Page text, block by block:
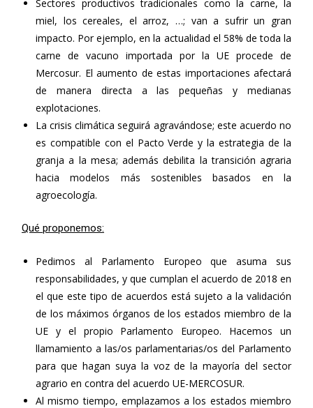
Sectores productivos tradicionales como la carne, la
miel, los cereales, el arroz, …; van a sufrir un gran
impacto. Por ejemplo, en la actualidad el 58% de toda la
carne de vacuno importada por la UE procede de
Mercosur. El aumento de estas importaciones afectará
de manera directa a las pequeñas y medianas
explotaciones.
La crisis climática seguirá agravándose; este acuerdo no
es compatible con el Pacto Verde y la estrategia de la
granja a la mesa; además debilita la transición agraria
hacia modelos más sostenibles basados en la
agroecología.
Qué proponemos:
Pedimos al Parlamento Europeo que asuma sus
responsabilidades, y que cumplan el acuerdo de 2018 en
el que este tipo de acuerdos está sujeto a la validación
de los máximos órganos de los estados miembro de la
UE y el propio Parlamento Europeo. Hacemos un
llamamiento a las/os parlamentarias/os del Parlamento
para que hagan suya la voz de la mayoría del sector
agrario en contra del acuerdo UE-MERCOSUR.
Al mismo tiempo, emplazamos a los estados miembro